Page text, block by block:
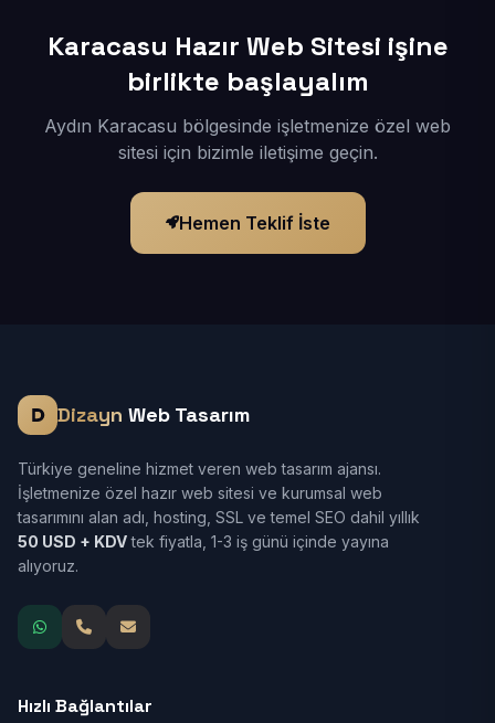
Karacasu Hazır Web Sitesi işine
birlikte başlayalım
Aydın Karacasu bölgesinde işletmenize özel web
sitesi için bizimle iletişime geçin.
Hemen Teklif İste
Dizayn Web Tasarım
Türkiye geneline hizmet veren web tasarım ajansı.
İşletmenize özel hazır web sitesi ve kurumsal web
tasarımını alan adı, hosting, SSL ve temel SEO dahil yıllık
50 USD + KDVtek fiyatla, 1-3 iş günü içinde yayına
alıyoruz.
Hızlı Bağlantılar